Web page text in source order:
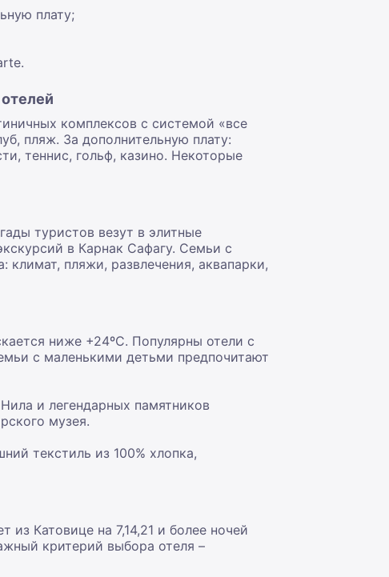
плату;
комплексов с системой «все
пляж. За дополнительную плату:
теннис, гольф, казино. Некоторые
туристов везут в элитные
в Карнак Сафагу. Семьи с
пляжи, развлечения, аквапарки,
ниже +24ºС. Популярны отели с
с маленькими детьми предпочитают
и легендарных памятников
музея.
текстиль из 100% хлопка,
Катовице на 7,14,21 и более ночей
критерий выбора отеля –